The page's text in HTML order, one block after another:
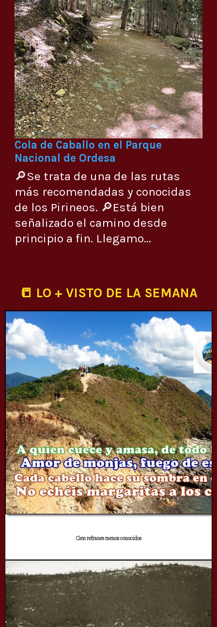
Cola de Caballo en el Parque
Nacional de Ordesa
🔎Se trata de una de las rutas
más recomendadas y conocidas
de los Pirineos. 🔎Está bien
señalizado el camino desde
principio a fin. Llegamo...
📒 LO + VISTO DE LA SEMANA
Cien refranes menos conocidos